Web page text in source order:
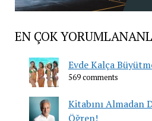
EN ÇOK
Evde Kalça
569 comments
Kitabını Almadan
Öğren!